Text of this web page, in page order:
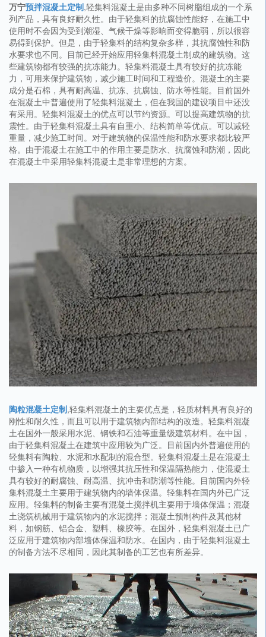
万宁预拌混凝土定制,轻集料混凝土是由多种不同树脂组成的一个系
列产品，具有良好耐久性。由于轻集料的抗腐蚀性能好，在施工中
使用时不会因为受到潮湿、气候干燥等影响而变得脆弱，所以很容
易得到保护。但是，由于轻集料的结构复杂多样，其抗腐蚀性和防
水要求也不同。目前已经开始应用轻集料混凝土制成的建筑物。这
些建筑物都有较强的抗冻能力。轻集料混凝土具有较好的抗冻能
力，可用来保护建筑物，减少施工时间和工程造价。混凝土的主要
成分是石棉，具有耐高温、抗冻、抗腐蚀、防水等性能。目前国外
在混凝土中普遍使用了轻集料混凝土，但在我国的建设项目中还没
有采用。轻集料混凝土的优点可以节约资源。可以提高建筑物的抗
震性。由于轻集料混凝土具有自重小、结构简单等优点。可以减轻
重量，减少施工时间。对于建筑物的保温性能和防水要求都比较严
格。由于混凝土在施工中的作用主要是防水、抗腐蚀和防潮，因此
在混凝土中采用轻集料混凝土是非常理想的方案。
陶粒混凝土定制,轻集料混凝土的主要优点是，轻质材料具有良好的
刚性和耐久性，而且可以用于建筑物内部结构的改造。轻集料混凝
土在国外一般采用水泥、钢铁和石油等重量级建筑材料。在中国，
由于轻集料混凝土在建筑中应用较为广泛。目前国内外普遍使用的
轻集料有陶粒、水泥和水配制的混合型。轻集料混凝土是在混凝土
中掺入一种有机物质，以增强其抗压性和保温隔热能力，使混凝土
具有较好的耐腐蚀、耐高温、抗冲击和防潮等性能。目前国内外轻
集料混凝土主要用于建筑物内的墙体保温。轻集料在国内外已广泛
应用。轻集料的制备主要有混凝土搅拌机主要用于墙体保温；混凝
土浇筑机械用于建筑物内的水泥搅拌；混凝土预制构件及其他材
料，如钢筋、铝合金、塑料、橡胶等。在国外，轻集料混凝土已广
泛应用于建筑物内部墙体保温和防水。在国内，由于轻集料混凝土
的制备方法不尽相同，因此其制备的工艺也有所差异。